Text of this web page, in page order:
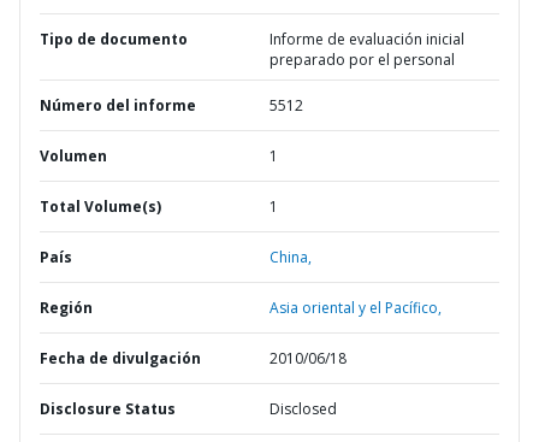
Tipo de documento
Informe de evaluación inicial
preparado por el personal
Número del informe 5512
Volumen 1
Total Volume(s) 1
País China,
Región Asia oriental y el Pacífico,
Fecha de divulgación 2010/06/18
Disclosure Status Disclosed